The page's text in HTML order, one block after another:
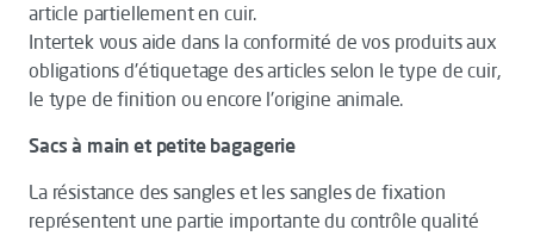
article partiellement en cuir.
Intertek vous aide dans la conformité de vos produits aux
obligations d'étiquetage des articles selon le type de cuir,
le type de finition ou encore l'origine animale.
Sacs à main et petite bagagerie
La résistance des sangles et les sangles de fixation
représentent une partie importante du contrôle qualité